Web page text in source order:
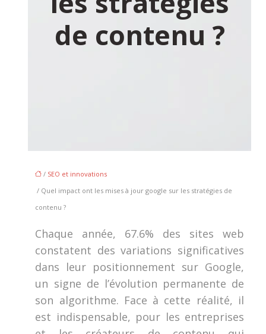
de contenu ?
/ SEO et innovations
/ Quel impact ont les mises à jour google sur les stratégies de
contenu ?
Chaque année, 67.6% des sites web
constatent des variations significatives
dans leur positionnement sur Google,
un signe de l’évolution permanente de
son algorithme. Face à cette réalité, il
est indispensable, pour les entreprises